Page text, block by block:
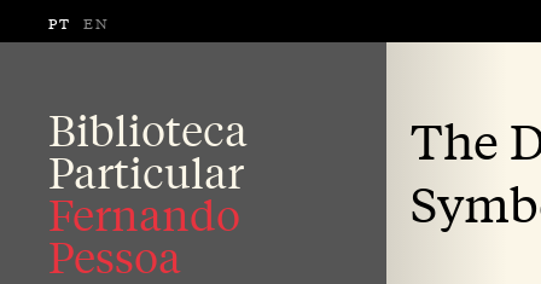
PT EN
Biblioteca
Particular
Fernando
Pessoa
The